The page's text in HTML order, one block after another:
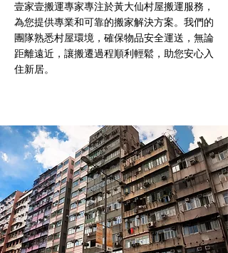
壹家壹搬運專家專注於黃大仙村屋搬運服務，
為您提供專業和可靠的搬家解決方案。我們的
團隊熟悉村屋環境，確保物品安全運送，無論
距離遠近，讓搬遷過程順利輕鬆，助您安心入
住新居。